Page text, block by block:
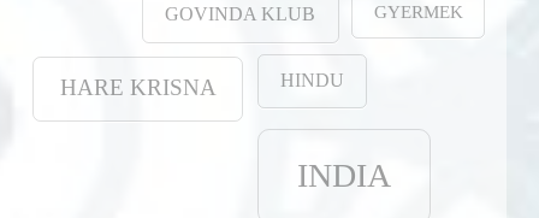
GOVINDA KLUB GYERMEK
HARE KRISNA HINDU
INDIA